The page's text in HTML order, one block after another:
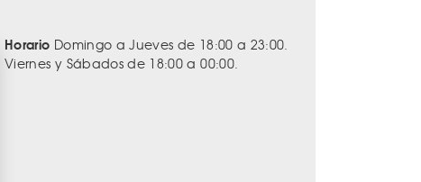
Horario Domingo a Jueves de 18:00 a 23:00.
Viernes y Sábados de 18:00 a 00:00.